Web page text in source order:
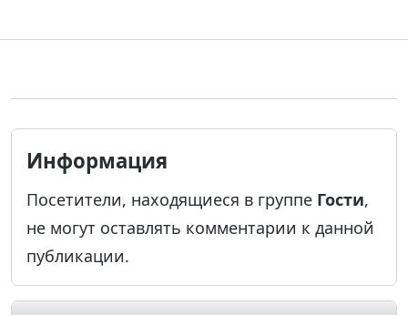
Информация
Посетители, находящиеся в группе Гости,
не могут оставлять комментарии к данной
публикации.